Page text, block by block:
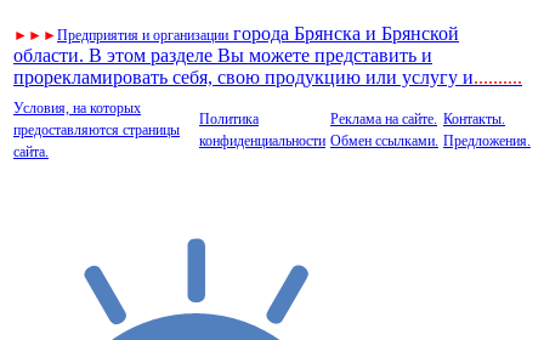
► ► ►Предприятия и организации города Брянска и Брянской
области. В этом разделе Вы можете представить и
прорекламировать себя, свою продукцию или услугу и..........
Условия, на которых
предоставляются страницы
сайта.
Политика
конфиденциальности
Реклама на сайте.
Обмен ссылками.
Контакты.
Предложения.